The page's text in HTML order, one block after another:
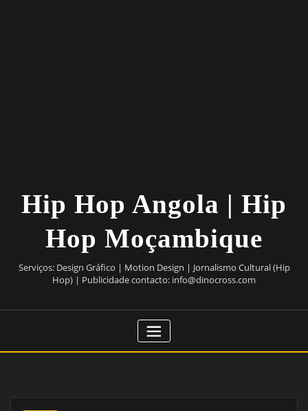
Hip Hop Angola | Hip
Hop Moçambique
Serviços: Design Gráfico | Motion Design | Jornalismo Cultural (Hip
Hop) | Publicidade contacto: info@dinocross.com